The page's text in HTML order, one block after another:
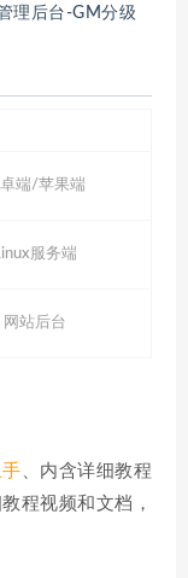
理后台-GM分级
端/苹果端
服务端
网站后台
、内含详细教程
程视频和文档，